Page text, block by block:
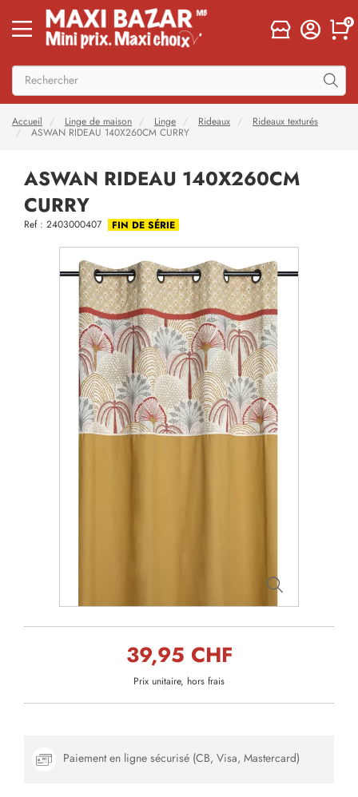
0
Accueil Linge de maison Linge Rideaux
Rideaux texturés
ASWAN RIDEAU 140X260CM CURRY
ASWAN RIDEAU 140X260CM
CURRY
Ref : 2403000407 FIN DE SÉRIE
39,95 CHF
Prix unitaire, hors frais
Paiement en ligne sécurisé (CB, Visa, Mastercard)